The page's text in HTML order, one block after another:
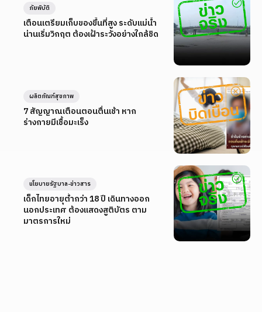
เตือนเตรียมเก็บของขึ้นที่สูง ระดับแม่น้ำ
น่านเริ่มวิกฤต ต้องเฝ้าระวังอย่างใกล้ชิด
ภัยพิบัติ
7 สัญญาณเตือนตอนตื่นเช้า หาก
ร่างกายมีเชื้อมะเร็ง
ผลิตภัณฑ์สุขภาพ
เด็กไทยอายุต่ำกว่า 18 ปี เดินทางออก
นอกประเทศ ต้องแสดงสูติบัตร ตาม
มาตรการใหม่
นโยบายรัฐบาล-ข่าวสาร